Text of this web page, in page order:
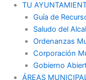
TU
Guía de
Saludo del
Ordenanzas
Corporación
Gobierno
ÁREAS